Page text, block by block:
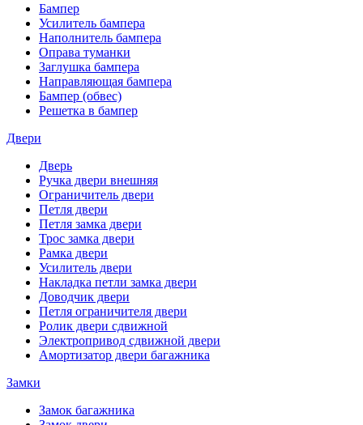
Бампер
Усилитель бампера
Наполнитель бампера
Оправа туманки
Заглушка бампера
Направляющая бампера
Бампер (обвес)
Решетка в бампер
Двери
Дверь
Ручка двери внешняя
Ограничитель двери
Петля двери
Петля замка двери
Трос замка двери
Рамка двери
Усилитель двери
Накладка петли замка двери
Доводчик двери
Петля ограничителя двери
Ролик двери сдвижной
Электропривод сдвижной двери
Амортизатор двери багажника
Замки
Замок багажника